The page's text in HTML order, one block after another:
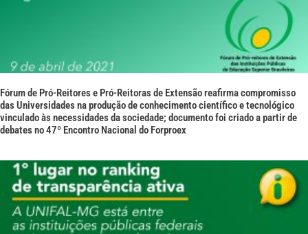
Fórum de Pró-Reitores e Pró-Reitoras de Extensão reafirma compromisso
das Universidades na produção de conhecimento científico e tecnológico
vinculado às necessidades da sociedade; documento foi criado a partir de
debates no 47º Encontro Nacional do Forproex